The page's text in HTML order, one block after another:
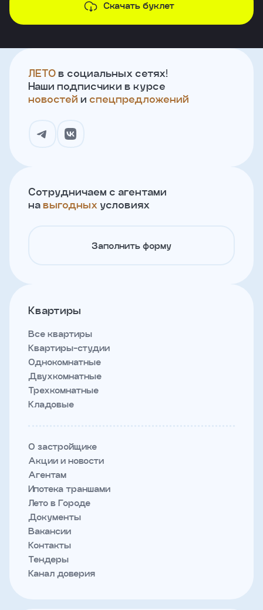
Скачать буклет
ЛЕТО в социальных сетях!
Наши подписчики в курсе
новостей и спецпредложений
Сотрудничаем с агентами
на выгодных условиях
Заполнить форму
Квартиры
Все квартиры
Квартиры-студии
Однокомнатные
Двухкомнатные
Трехкомнатные
Кладовые
О застройщике
Акции и новости
Агентам
Ипотека траншами
Лето в Городе
Документы
Вакансии
Контакты
Тендеры
Канал доверия